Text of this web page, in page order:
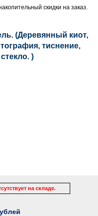
скидки на заказ.
(Деревянный киот,
тиснение,
)
на складе.